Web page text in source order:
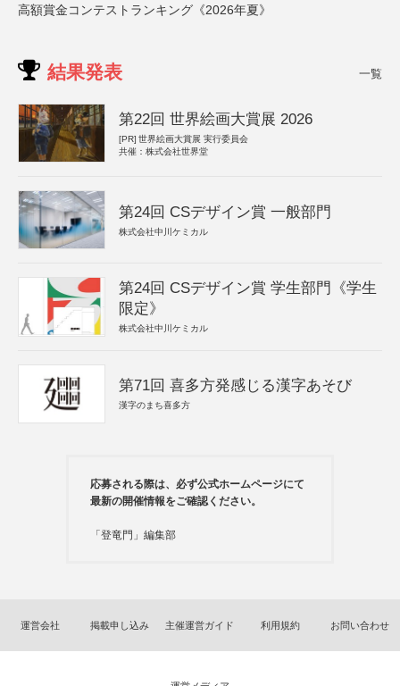
高額賞金コンテストランキング《2026年夏》
結果発表 一覧
第22回 世界絵画大賞展 2026
[PR] 世界絵画大賞展 実行委員会
共催：株式会社世界堂
第24回 CSデザイン賞 一般部門
株式会社中川ケミカル
第24回 CSデザイン賞 学生部門《学生
限定》
株式会社中川ケミカル
第71回 喜多方発感じる漢字あそび
漢字のまち喜多方
応募される際は、必ず公式ホームページにて
最新の開催情報をご確認ください。
「登竜門」編集部
運営会社 掲載申し込み 主催運営ガイド 利用規約 お問い合わせ